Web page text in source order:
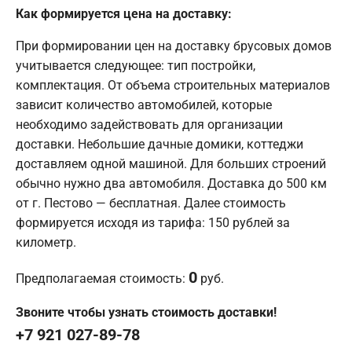
Как формируется цена на доставку:
При формировании цен на доставку брусовых домов
учитывается следующее: тип постройки,
комплектация. От объема строительных материалов
зависит количество автомобилей, которые
необходимо задействовать для организации
доставки. Небольшие дачные домики, коттеджи
доставляем одной машиной. Для больших строений
обычно нужно два автомобиля. Доставка до 500 км
от г. Пестово — бесплатная. Далее стоимость
формируется исходя из тарифа: 150 рублей за
километр.
Предполагаемая стоимость: 0 руб.
Звоните чтобы узнать стоимость доставки!
+7 921 027-89-78